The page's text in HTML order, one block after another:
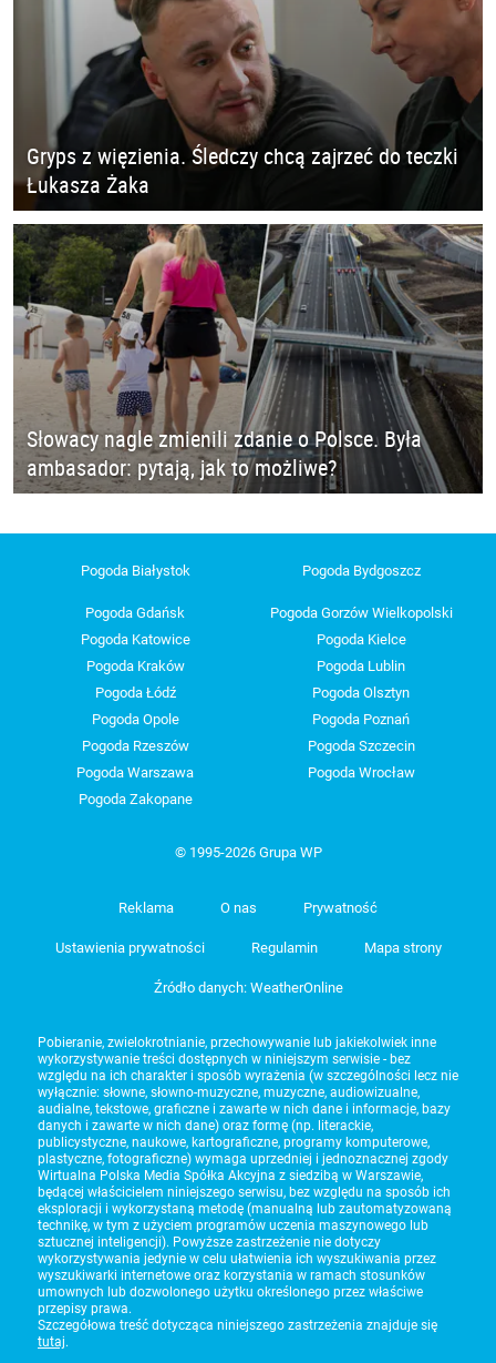
Gryps z więzienia. Śledczy chcą zajrzeć do teczki
Łukasza Żaka
Słowacy nagle zmienili zdanie o Polsce. Była
ambasador: pytają, jak to możliwe?
Pogoda Białystok Pogoda Bydgoszcz
Pogoda Gdańsk
Pogoda Gorzów Wielkopolski
Pogoda Katowice
Pogoda Kielce
Pogoda Kraków
Pogoda Lublin
Pogoda Łódź
Pogoda Olsztyn
Pogoda Opole
Pogoda Poznań
Pogoda Rzeszów
Pogoda Szczecin
Pogoda Warszawa
Pogoda Wrocław
Pogoda Zakopane
© 1995-2026 Grupa WP
Reklama O nas Prywatność
Ustawienia prywatności Regulamin Mapa strony
Źródło danych: WeatherOnline
Pobieranie, zwielokrotnianie, przechowywanie lub jakiekolwiek inne
wykorzystywanie treści dostępnych w niniejszym serwisie - bez
względu na ich charakter i sposób wyrażenia (w szczególności lecz nie
wyłącznie: słowne, słowno-muzyczne, muzyczne, audiowizualne,
audialne, tekstowe, graficzne i zawarte w nich dane i informacje, bazy
danych i zawarte w nich dane) oraz formę (np. literackie,
publicystyczne, naukowe, kartograficzne, programy komputerowe,
plastyczne, fotograficzne) wymaga uprzedniej i jednoznacznej zgody
Wirtualna Polska Media Spółka Akcyjna z siedzibą w Warszawie,
będącej właścicielem niniejszego serwisu, bez względu na sposób ich
eksploracji i wykorzystaną metodę (manualną lub zautomatyzowaną
technikę, w tym z użyciem programów uczenia maszynowego lub
sztucznej inteligencji). Powyższe zastrzeżenie nie dotyczy
wykorzystywania jedynie w celu ułatwienia ich wyszukiwania przez
wyszukiwarki internetowe oraz korzystania w ramach stosunków
umownych lub dozwolonego użytku określonego przez właściwe
przepisy prawa.
Szczegółowa treść dotycząca niniejszego zastrzeżenia znajduje się
tutaj.